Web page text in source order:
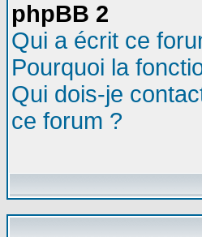
phpBB 2
Qui a écrit ce
Pourquoi la
Qui dois-je
ce forum ?